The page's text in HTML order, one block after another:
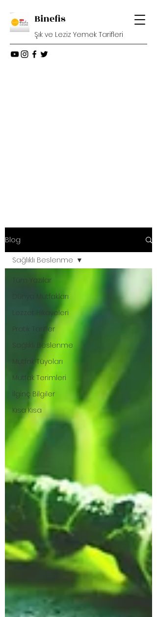
Binefis
Şık ve Leziz Yemek Tarifleri
Blog
Tüm Yazılar
Dünya Mutfakları
Lezzet Hikayeleri
Pratik Tarifler
Sağlıklı Beslenme
Mutfak Tüyoları
Mutfak Terimleri
İlginç Bilgiler
Kısa Kısa
Sağlıklı Beslenme